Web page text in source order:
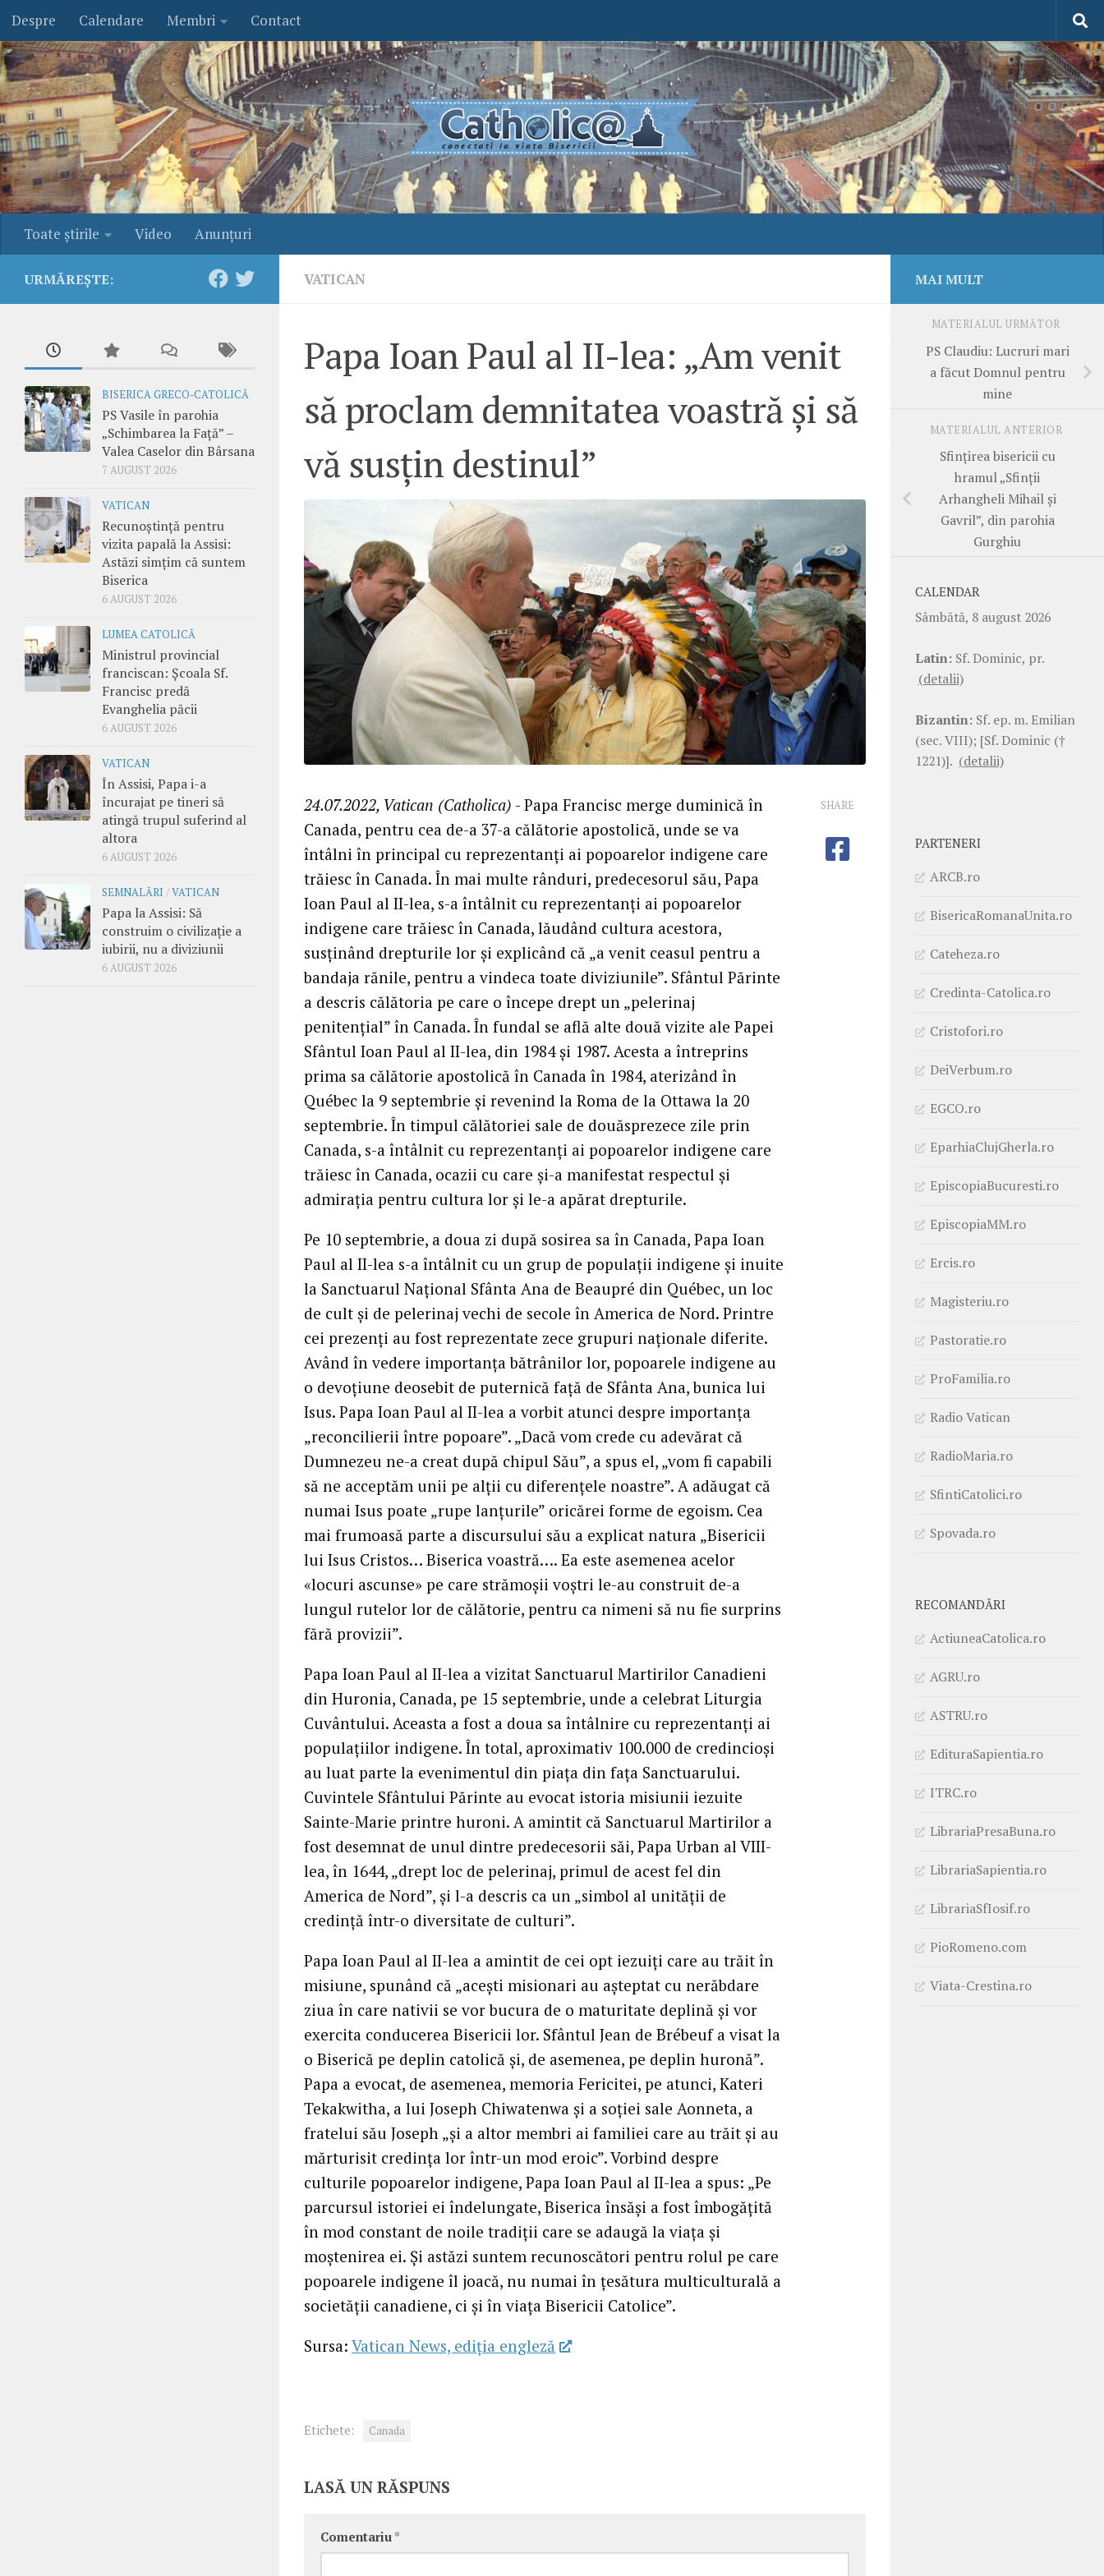
Skip to content
Despre Calendare Membri Contact
Toate ştirile Video Anunţuri
VATICAN
Papa Ioan Paul al II-lea: „Am venit
să proclam demnitatea voastră și să
vă susțin destinul”
24.07.2022, Vatican (Catholica) - Papa Francisc merge duminică în
Canada, pentru cea de-a 37-a călătorie apostolică, unde se va
întâlni în principal cu reprezentanți ai popoarelor indigene care
trăiesc în Canada. În mai multe rânduri, predecesorul său, Papa
Ioan Paul al II-lea, s-a întâlnit cu reprezentanți ai popoarelor
indigene care trăiesc în Canada, lăudând cultura acestora,
susținând drepturile lor și explicând că „a venit ceasul pentru a
bandaja rănile, pentru a vindeca toate diviziunile”. Sfântul Părinte
a descris călătoria pe care o începe drept un „pelerinaj
penitențial” în Canada. În fundal se află alte două vizite ale Papei
Sfântul Ioan Paul al II-lea, din 1984 și 1987. Acesta a întreprins
prima sa călătorie apostolică în Canada în 1984, aterizând în
Québec la 9 septembrie și revenind la Roma de la Ottawa la 20
septembrie. În timpul călătoriei sale de douăsprezece zile prin
Canada, s-a întâlnit cu reprezentanți ai popoarelor indigene care
trăiesc în Canada, ocazii cu care și-a manifestat respectul și
admirația pentru cultura lor și le-a apărat drepturile.
Pe 10 septembrie, a doua zi după sosirea sa în Canada, Papa Ioan
Paul al II-lea s-a întâlnit cu un grup de populații indigene și inuite
la Sanctuarul Național Sfânta Ana de Beaupré din Québec, un loc
de cult și de pelerinaj vechi de secole în America de Nord. Printre
cei prezenți au fost reprezentate zece grupuri naționale diferite.
Având în vedere importanța bătrânilor lor, popoarele indigene au
o devoțiune deosebit de puternică față de Sfânta Ana, bunica lui
Isus. Papa Ioan Paul al II-lea a vorbit atunci despre importanța
„reconcilierii între popoare”. „Dacă vom crede cu adevărat că
Dumnezeu ne-a creat după chipul Său”, a spus el, „vom fi capabili
să ne acceptăm unii pe alții cu diferențele noastre”. A adăugat că
numai Isus poate „rupe lanțurile” oricărei forme de egoism. Cea
mai frumoasă parte a discursului său a explicat natura „Bisericii
lui Isus Cristos… Biserica voastră…. Ea este asemenea acelor
«locuri ascunse» pe care strămoșii voștri le-au construit de-a
lungul rutelor lor de călătorie, pentru ca nimeni să nu fie surprins
fără provizii”.
Papa Ioan Paul al II-lea a vizitat Sanctuarul Martirilor Canadieni
din Huronia, Canada, pe 15 septembrie, unde a celebrat Liturgia
Cuvântului. Aceasta a fost a doua sa întâlnire cu reprezentanți ai
populațiilor indigene. În total, aproximativ 100.000 de credincioși
au luat parte la evenimentul din piața din fața Sanctuarului.
Cuvintele Sfântului Părinte au evocat istoria misiunii iezuite
Sainte-Marie printre huroni. A amintit că Sanctuarul Martirilor a
fost desemnat de unul dintre predecesorii săi, Papa Urban al VIII-
lea, în 1644, „drept loc de pelerinaj, primul de acest fel din
America de Nord”, și l-a descris ca un „simbol al unității de
credință într-o diversitate de culturi”.
Papa Ioan Paul al II-lea a amintit de cei opt iezuiți care au trăit în
misiune, spunând că „acești misionari au așteptat cu nerăbdare
ziua în care nativii se vor bucura de o maturitate deplină și vor
exercita conducerea Bisericii lor. Sfântul Jean de Brébeuf a visat la
o Biserică pe deplin catolică și, de asemenea, pe deplin huronă”.
Papa a evocat, de asemenea, memoria Fericitei, pe atunci, Kateri
Tekakwitha, a lui Joseph Chiwatenwa și a soției sale Aonneta, a
fratelui său Joseph „și a altor membri ai familiei care au trăit și au
mărturisit credința lor într-un mod eroic”. Vorbind despre
culturile popoarelor indigene, Papa Ioan Paul al II-lea a spus: „Pe
parcursul istoriei ei îndelungate, Biserica însăși a fost îmbogățită
în mod constant de noile tradiții care se adaugă la viața și
moștenirea ei. Și astăzi suntem recunoscători pentru rolul pe care
popoarele indigene îl joacă, nu numai în țesătura multiculturală a
societății canadiene, ci și în viața Bisericii Catolice”.
Sursa: Vatican News, ediția engleză
SHARE
Etichete: Canada
LASĂ UN RĂSPUNS
Comentariu *
URMĂREȘTE:
BISERICA GRECO-CATOLICĂ
PS Vasile în parohia
„Schimbarea la Față” –
Valea Caselor din Bârsana
7 AUGUST 2026
VATICAN
Recunoștință pentru
vizita papală la Assisi:
Astăzi simțim că suntem
Biserica
6 AUGUST 2026
LUMEA CATOLICĂ
Ministrul provincial
franciscan: Școala Sf.
Francisc predă
Evanghelia păcii
6 AUGUST 2026
VATICAN
În Assisi, Papa i-a
încurajat pe tineri să
atingă trupul suferind al
altora
6 AUGUST 2026
SEMNALĂRI /VATICAN
Papa la Assisi: Să
construim o civilizație a
iubirii, nu a diviziunii
6 AUGUST 2026
MAI MULT
MATERIALUL URMĂTOR
PS Claudiu: Lucruri mari
a făcut Domnul pentru
mine
MATERIALUL ANTERIOR
Sfințirea bisericii cu
hramul „Sfinții
Arhangheli Mihail și
Gavril”, din parohia
Gurghiu
CALENDAR
Sâmbătă, 8 august 2026
Latin: Sf. Dominic, pr.
(detalii)
Bizantin: Sf. ep. m. Emilian
(sec. VIII); [Sf. Dominic (†
1221)]. (detalii)
PARTENERI
ARCB.ro
BisericaRomanaUnita.ro
Cateheza.ro
Credinta-Catolica.ro
Cristofori.ro
DeiVerbum.ro
EGCO.ro
EparhiaClujGherla.ro
EpiscopiaBucuresti.ro
EpiscopiaMM.ro
Ercis.ro
Magisteriu.ro
Pastoratie.ro
ProFamilia.ro
Radio Vatican
RadioMaria.ro
SfintiCatolici.ro
Spovada.ro
RECOMANDĂRI
ActiuneaCatolica.ro
AGRU.ro
ASTRU.ro
EdituraSapientia.ro
ITRC.ro
LibrariaPresaBuna.ro
LibrariaSapientia.ro
LibrariaSfIosif.ro
PioRomeno.com
Viata-Crestina.ro